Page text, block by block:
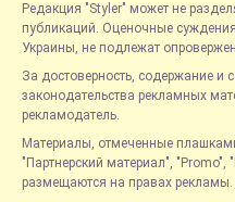
Редакция "Styler" может не
публикаций. Оценочные
Украины, не подлежат
За достоверность, содержание и
законодательства рекламных
рекламодатель.
Материалы, отмеченные
"Партнерский материал", "Promo",
размещаются на правах рекламы.